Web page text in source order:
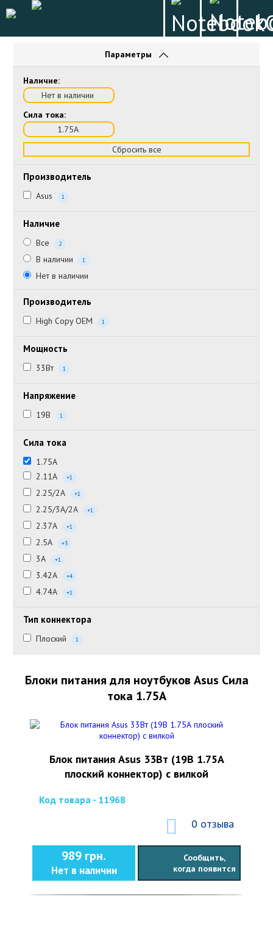
Параметры
Наличие:
Нет в наличии
Сила тока:
1.75А
Сбросить все
Производитель
Asus 1
Наличие
Все 2
В наличии 1
Нет в наличии
Производитель
High Copy OEM 1
Мощность
33Вт 1
Напряжение
19В 1
Сила тока
1.75А
2.11А
+1
2.25/2А +1
2.25/3А/2А +1
2.37А +1
2.5А +3
3А +1
3.42А +4
4.74А +1
Тип коннектора
Плоский 1
Блоки питания для ноутбуков Asus Сила
тока 1.75А
Блок питания Asus 33Вт (19В 1.75А
плоский коннектор) с вилкой
Код товара - 11968
0 отзыва
989 грн.
Нет в наличии
Сообщить,
когда появится